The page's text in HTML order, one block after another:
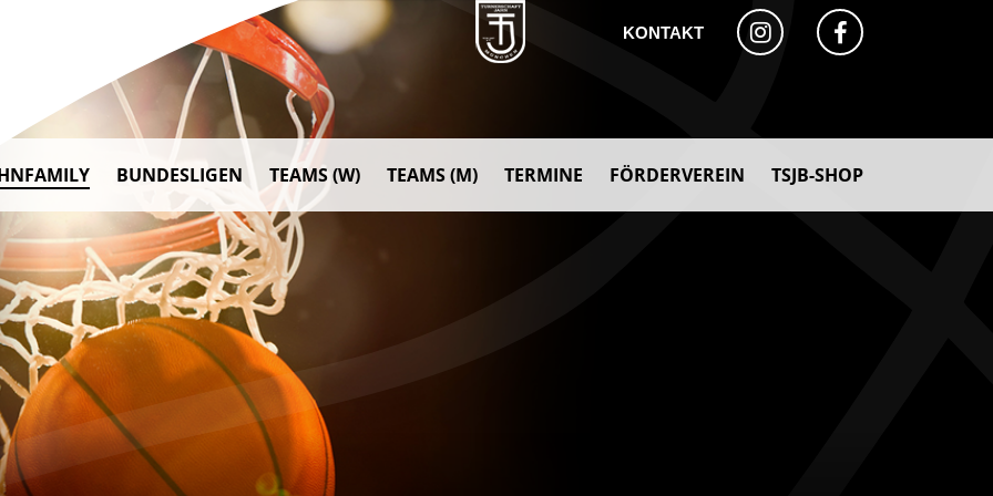
KONTAKT
BUNDESLIGEN TEAMS (W) TEAMS (M) TERMINE FÖRDERVEREIN TSJB-SHOP